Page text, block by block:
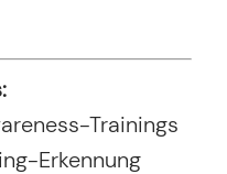
Trainings
Erkennung